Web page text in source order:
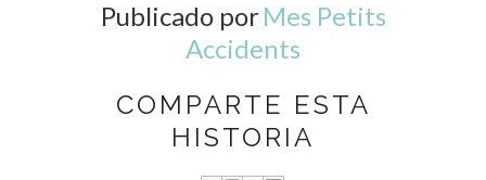
Publicado porMes Petits
Accidents
COMPARTE ESTA
HISTORIA